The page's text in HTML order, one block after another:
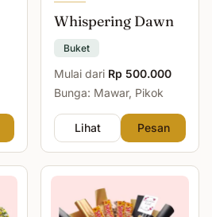
Whispering Dawn
Buket
Mulai dari Rp 500.000
Bunga: Mawar, Pikok
Lihat Pesan